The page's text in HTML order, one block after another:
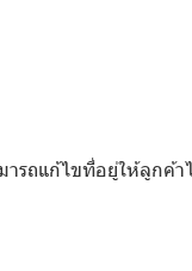
ารถแก้ไขที่อยู่ให้ลูก